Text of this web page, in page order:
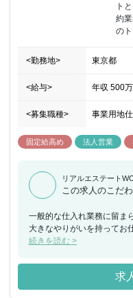
ト
約
のト
<勤務地> 東京都
<給与> 年収 500
<募集職種> 事業用地
固定給高め 法人営業
リアルエステート
この求人のこだ
一般的な仕入れ業務に留ま
大きなやりがいを持ってお
続きを読む >
求